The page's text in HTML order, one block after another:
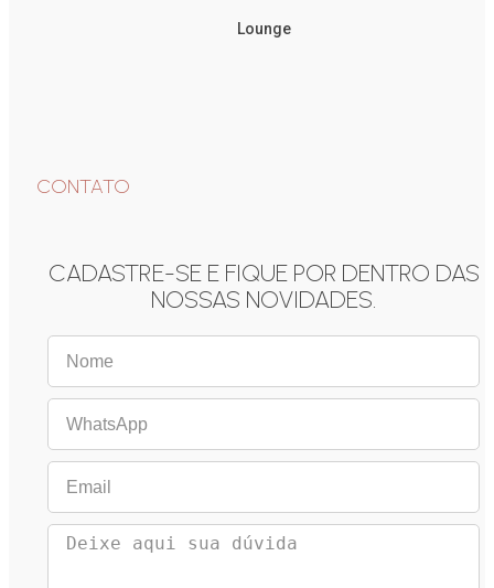
Lounge
CONTATO
CADASTRE-SE E FIQUE POR DENTRO DAS
NOSSAS NOVIDADES.